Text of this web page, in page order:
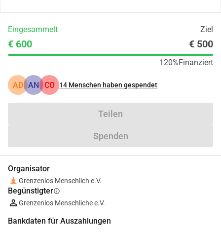
Eingesammelt Ziel
€ 600 € 500
120%Finanziert
AD AN CO 14 Menschen haben gespendet
Teilen
Spenden
Organisator
Grenzenlos Menschlich e.V.
Begünstigterinfo
Grenzenlos Menschliche e.V.
Bankdaten für Auszahlungen